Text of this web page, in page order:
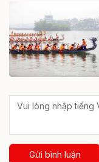
Gửi bình luận